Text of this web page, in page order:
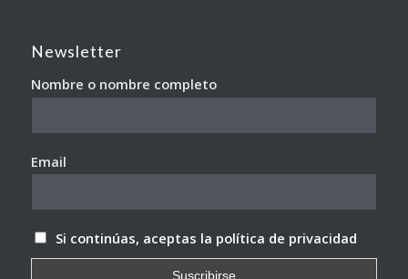
Newsletter
Nombre o nombre completo
Email
Si continúas, aceptas la política de privacidad